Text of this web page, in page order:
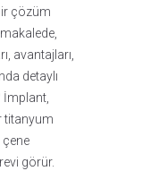
çözüm
avantajları,
detaylı
İmplant,
titanyum
çene
görür.